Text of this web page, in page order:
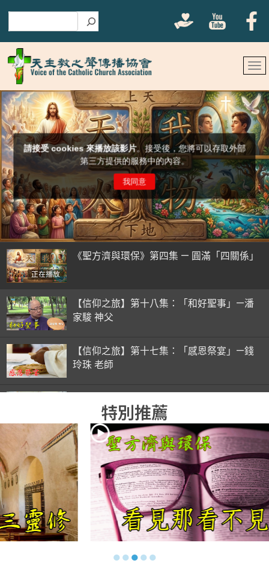
正在播放
《聖方濟與環保》第四集 — 圓滿「四關係」
【信仰之旅】第十八集：「和好聖事」—潘
家駿 神父
【信仰之旅】第十七集：「感恩祭宴」—錢
玲珠 老師
錢玲珠 老師
【信仰之旅】第十五集：「入門聖事」—錢
玲珠 老師
【信仰之旅】第十四集：「天主十誡(下)」
—金毓瑋 神父
【信仰之旅】第十三集：「天主十誡(上)」
—金毓瑋 神父
特別推薦
●●●●●